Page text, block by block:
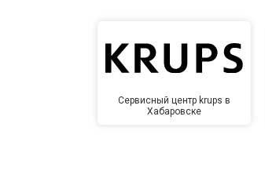
Сервисный центр krups в
Хабаровске